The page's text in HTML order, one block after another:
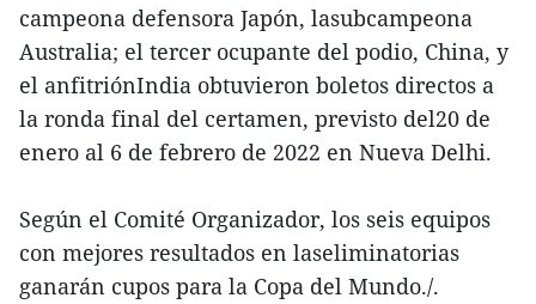
campeona defensora Japón, lasubcampeona
Australia; el tercer ocupante del podio, China, y
el anfitriónIndia obtuvieron boletos directos a
la ronda final del certamen, previsto del20 de
enero al 6 de febrero de 2022 en Nueva Delhi.
Según el Comité Organizador, los seis equipos
con mejores resultados en laseliminatorias
ganarán cupos para la Copa del Mundo./.